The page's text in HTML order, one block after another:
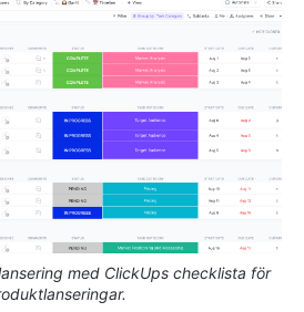
med ClickUps checklista för